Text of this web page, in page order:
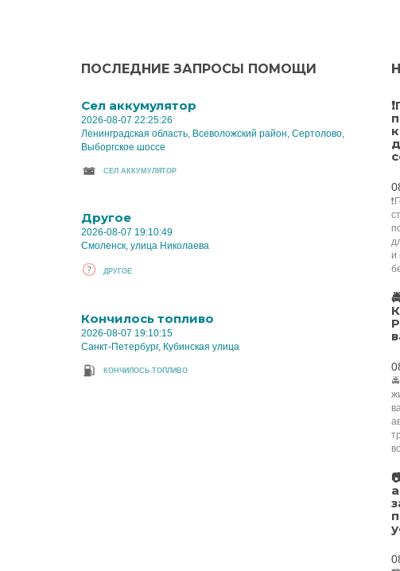
ПОСЛЕДНИЕ ЗАПРОСЫ ПОМОЩИ
Cел аккумулятор
2026-08-07 22:25:26
Ленинградская область, Всеволожский район, Сертолово,
Выборгское шоссе
CЕЛ АККУМУЛЯТОР
Другое
2026-08-07 19:10:49
Смоленск, улица Николаева
ДРУГОЕ
Кончилось топливо
2026-08-07 19:10:15
Санкт-Петербург, Кубинская улица
КОНЧИЛОСЬ ТОПЛИВО
и